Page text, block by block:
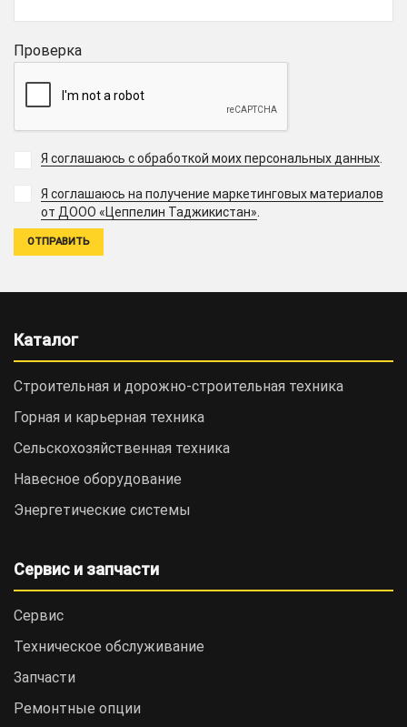
Проверка
Я соглашаюсь с обработкой моих персональных данных.
Я соглашаюсь на получение маркетинговых материалов
от ДООО «Цеппелин Таджикистан».
Каталог
Строительная и дорожно-cтроительная техника
Горная и карьерная техника
Сельскохозяйственная техника
Навесное оборудование
Энергетические системы
Сервис и запчасти
Сервис
Техническое обслуживание
Запчасти
Ремонтные опции